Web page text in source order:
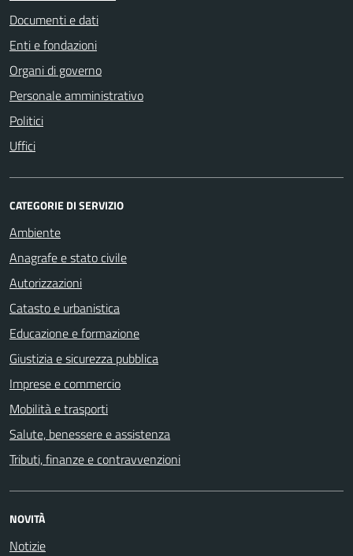
Documenti e dati
Enti e fondazioni
Organi di governo
Personale amministrativo
Politici
Uffici
CATEGORIE DI SERVIZIO
Ambiente
Anagrafe e stato civile
Autorizzazioni
Catasto e urbanistica
Educazione e formazione
Giustizia e sicurezza pubblica
Imprese e commercio
Mobilità e trasporti
Salute, benessere e assistenza
Tributi, finanze e contravvenzioni
NOVITÀ
Notizie